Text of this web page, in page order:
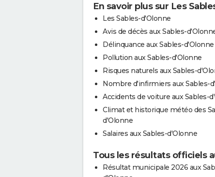
En savoir plus sur Les
Les Sables-d'Olonne
Avis de décès aux Sables-
Délinquance aux Sables-d'Olonne
Pollution aux Sables-d'Olonne
Risques naturels aux Sables-
Nombre d'infirmiers aux Sables-
Accidents de voiture aux Sables-
Climat et historique météo des
d'Olonne
Salaires aux Sables-d'Olonne
Tous les résultats officiels
Résultat municipale 2026 aux